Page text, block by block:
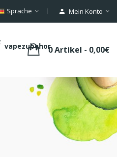
Sprache Mein Konto
vapezubehor0 Artikel - 0,00€